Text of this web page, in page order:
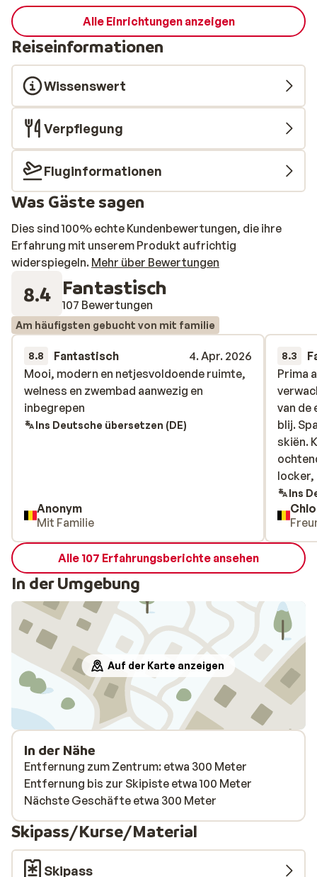
Alle Einrichtungen anzeigen
Reiseinformationen
Wissenswert
Verpflegung
Fluginformationen
Was Gäste sagen
Dies sind 100% echte Kundenbewertungen, die ihre
Erfahrung mit unserem Produkt aufrichtig
widerspiegeln. Mehr über Bewertungen
8.4 Fantastisch
107 Bewertungen
Am häufigsten gebucht von mit familie
8.8 Fantastisch
4. Apr. 2026
Mooi, modern en netjesvoldoende ruimte,
welness en zwembad aanwezig en
inbegrepen
Mooi, modern en netjesvoldoende ruimte,
welness en zwembad aanwezig en
inbegrepen
Ins Deutsche übersetzen (DE)
Anonym
Mit Familie
8.3
Prima
van de
blij.
skiën.
locker,
Wij
Prima
van de
blij.
skiën.
locker,
Ins
Alle 107 Erfahrungsberichte ansehen
In der Umgebung
Auf der Karte anzeigen
In der Nähe
Entfernung zum Zentrum: etwa 300 Meter
Entfernung bis zur Skipiste etwa 100 Meter
Nächste Geschäfte etwa 300 Meter
Skipass/Kurse/Material
Skipass